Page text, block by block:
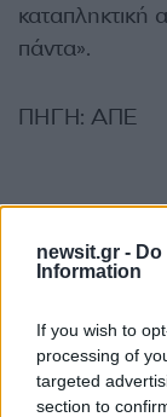
newsit.gr -
Information
If you wish to
processing of
targeted
section to
πάντα».
ΠΗΓΗ: ΑΠΕ